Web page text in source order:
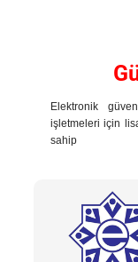
Elektronik
işletmeleri için
sahip